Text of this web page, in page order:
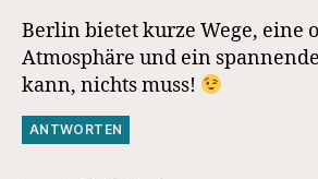
Berlin bietet kurze Wege, eine
Atmosphäre und ein
kann, nichts muss!
ANTWORTEN